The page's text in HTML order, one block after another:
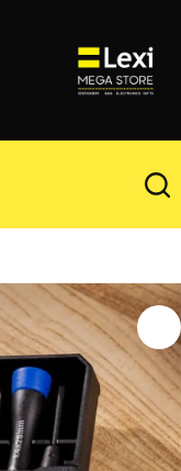
المحتوى